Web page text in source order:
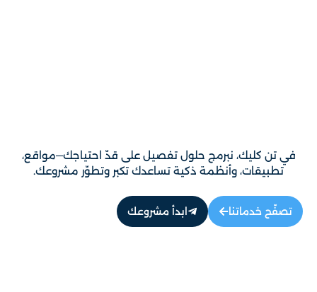
في تن كليك، نبرمج حلول تفصيل على قدّ احتياجك—مواقع،
تطبيقات، وأنظمة ذكية تساعدك تكبر وتطوّر مشروعك.
تصفّح خدماتنا ابدأ مشروعك